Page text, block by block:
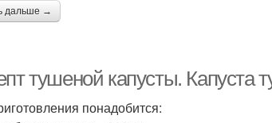
дальше →
тушеной капусты. Капуста
понадобится: